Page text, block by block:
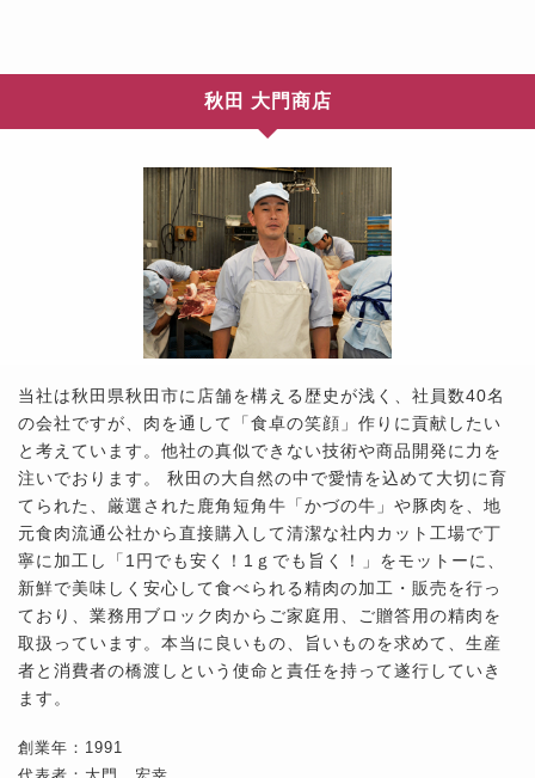
秋田 大門商店
当社は秋田県秋田市に店舗を構える歴史が浅く、社員数40名
の会社ですが、肉を通して「食卓の笑顔」作りに貢献したい
と考えています。他社の真似できない技術や商品開発に力を
注いでおります。 秋田の大自然の中で愛情を込めて大切に育
てられた、厳選された鹿角短角牛「かづの牛」や豚肉を、地
元食肉流通公社から直接購入して清潔な社内カット工場で丁
寧に加工し「1円でも安く！1ｇでも旨く！」をモットーに、
新鮮で美味しく安心して食べられる精肉の加工・販売を行っ
ており、業務用ブロック肉からご家庭用、ご贈答用の精肉を
取扱っています。本当に良いもの、旨いものを求めて、生産
者と消費者の橋渡しという使命と責任を持って遂行していき
ます。
創業年：1991